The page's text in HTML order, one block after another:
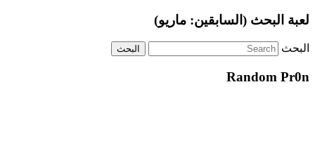
لعبة البحث (السابقين: ماريو)
البحث
Random Pr0n